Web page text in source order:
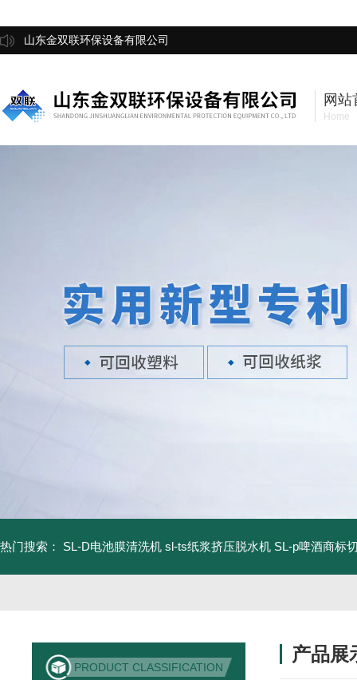
山东金双联环保设备有限公司
网站
Home
热门搜索： SL-D电池膜清洗机 sl-ts纸浆挤压脱水机 SL-p啤酒商标
PRODUCT CLASSIFICATION
产品展